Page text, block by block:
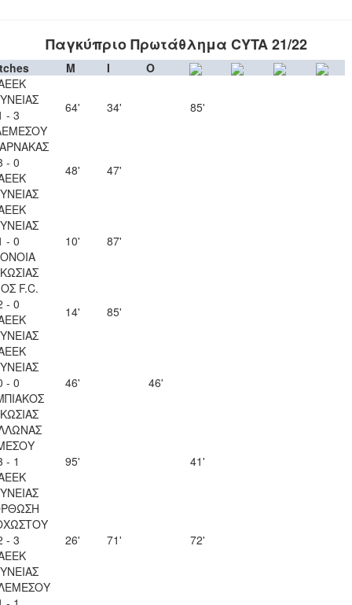
Παγκύπριο Πρωτάθλημα CYTA 21/22
M I
O
- 3
64' 34' 85'
- 0
48' 47'
- 0
10' 87'
F.C.
- 0
14' 85'
- 0
46' 46'
- 1
95' 41'
- 3
26' 71' 72'